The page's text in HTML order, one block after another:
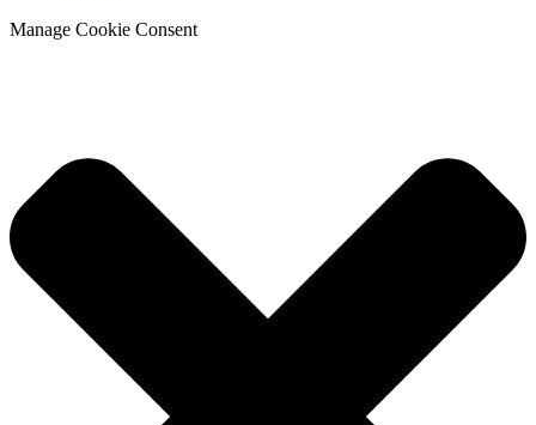
Manage Cookie Consent